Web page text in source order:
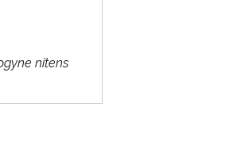
nitens